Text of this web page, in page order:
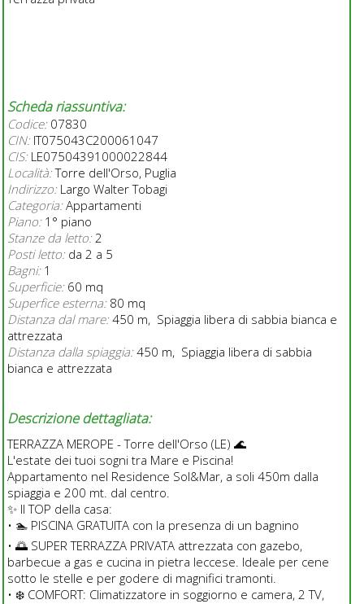
Scheda riassuntiva:
Codice:07830
CIN:IT075043C200061047
CIS:LE07504391000022844
Località:Torre dell'Orso, Puglia
Indirizzo:Largo Walter Tobagi
Categoria:Appartamenti
Piano:1° piano
Stanze da letto:2
Posti letto:da 2 a 5
Bagni:1
Superficie:60 mq
Superfice esterna:80 mq
Distanza dal mare:450 m, Spiaggia libera di sabbia bianca e
attrezzata
Distanza dalla spiaggia:450 m, Spiaggia libera di sabbia
bianca e attrezzata
Descrizione dettagliata:
TERRAZZA MEROPE - Torre dell'Orso (LE) 🌊
L'estate dei tuoi sogni tra Mare e Piscina!
Appartamento nel Residence Sol&Mar, a soli 450m dalla
spiaggia e 200 mt. dal centro.
✨ Il TOP della casa:
• 🏊 PISCINA GRATUITA con la presenza di un bagnino
• 🌅 SUPER TERRAZZA PRIVATA attrezzata con gazebo,
barbecue a gas e cucina in pietra leccese. Ideale per cene
sotto le stelle e per godere di magnifici tramonti.
• ❄️ COMFORT: Climatizzatore in soggiorno e camera, 2 TV,